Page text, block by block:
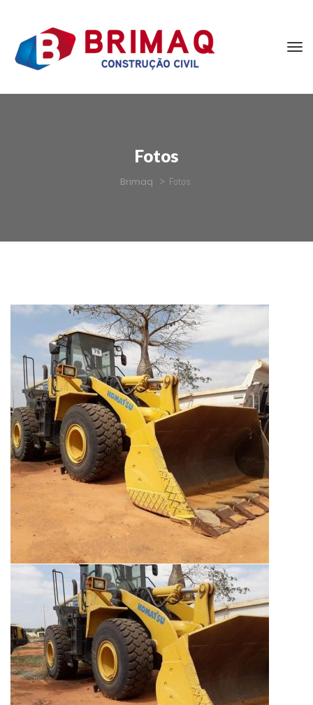
Foto
Brimaq > Foto